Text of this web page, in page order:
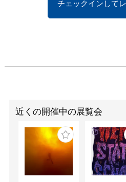
チェックインして
近くの開催中の展覧会